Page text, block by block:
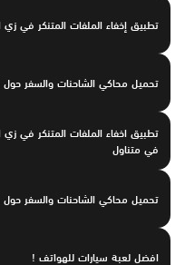
تطبيق إخفاء الملفات المتنكر في زي
تحميل محاكي الشاحنات والسفر حول
تطبيق اخفاء الملفات المتنكر في زي
في متناول
تحميل محاكي الشاحنات والسفر حول
افضل لعبة سيارات للهواتف !